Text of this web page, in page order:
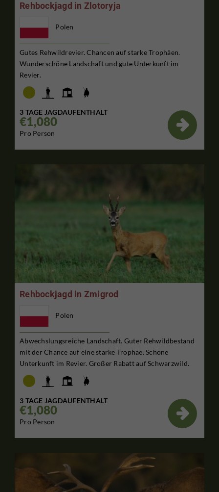
Rehbockjagd in Zlotoryja
Polen
Gutes Rehwildrevier. Chancen auf starke Trophäen.
Wunderschöne Landschaft und gute Unterkunft im
Revier.
3 TAGE JAGDAUFENTHALT
€1,080
Pro Person

Rehbockjagd in Zmigrod
Polen
Abwechslungsreiche Landschaft. Guter Rehwildbestand
mit der Chance auf eine starke Trophäe. Schöne
Unterkunft im Revier. Großer Rabatt auf Schwarzwild.
3 TAGE JAGDAUFENTHALT
€1,080
Pro Person
